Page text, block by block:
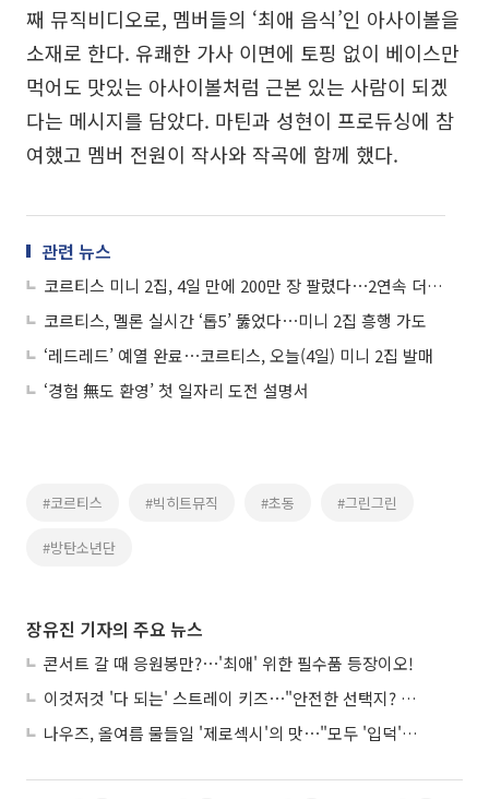
째 뮤직비디오로, 멤버들의 ‘최애 음식’인 아사이볼을
소재로 한다. 유쾌한 가사 이면에 토핑 없이 베이스만
먹어도 맛있는 아사이볼처럼 근본 있는 사람이 되겠
다는 메시지를 담았다. 마틴과 성현이 프로듀싱에 참
여했고 멤버 전원이 작사와 작곡에 함께 했다.
관련 뉴스
코르티스 미니 2집, 4일 만에 200만 장 팔렸다⋯2연속 더블 밀리언셀러
코르티스, 멜론 실시간 ‘톱5’ 뚫었다⋯미니 2집 흥행 가도
‘레드레드’ 예열 완료⋯코르티스, 오늘(4일) 미니 2집 발매
‘경험 無도 환영’ 첫 일자리 도전 설명서
#코르티스 #빅히트뮤직 #초동 #그린그린
#방탄소년단
장유진 기자의 주요 뉴스
콘서트 갈 때 응원봉만?⋯'최애' 위한 필수품 등장이오!
이것저것 '다 되는' 스트레이 키즈⋯"안전한 선택지? 도전이 재밌죠"
나우즈, 올여름 물들일 '제로섹시'의 맛⋯"모두 '입덕'시킬 것"